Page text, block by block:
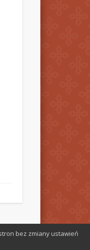
bez zmiany ustawień